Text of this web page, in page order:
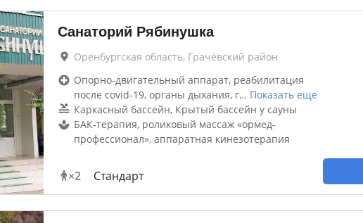
Санаторий Рябинушка
Оренбургская область, Грачёвский район
Опорно-двигательный аппарат, реабилитация
после covid-19, органы дыхания, г… Показать еще
Каркасный бассейн, Крытый бассейн у сауны
БАК-терапия, роликовый массаж «ормед-
профессионал», аппаратная кинезотерапия
×2 Стандарт